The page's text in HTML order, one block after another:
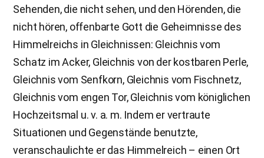
Sehenden, die nicht sehen, und den Hörenden, die
nicht hören, offenbarte Gott die Geheimnisse des
Himmelreichs in Gleichnissen: Gleichnis vom
Schatz im Acker, Gleichnis von der kostbaren Perle,
Gleichnis vom Senfkorn, Gleichnis vom Fischnetz,
Gleichnis vom engen Tor, Gleichnis vom königlichen
Hochzeitsmal u. v. a. m. Indem er vertraute
Situationen und Gegenstände benutzte,
veranschaulichte er das Himmelreich – einen Ort